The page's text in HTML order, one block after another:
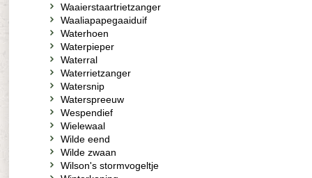
Waaierstaartrietzanger
Waaliapapegaaiduif
Waterhoen
Waterpieper
Waterral
Waterrietzanger
Watersnip
Waterspreeuw
Wespendief
Wielewaal
Wilde eend
Wilde zwaan
Wilson's stormvogeltje